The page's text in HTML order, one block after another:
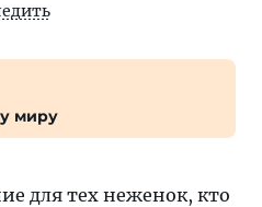
миру
для тех неженок, кто